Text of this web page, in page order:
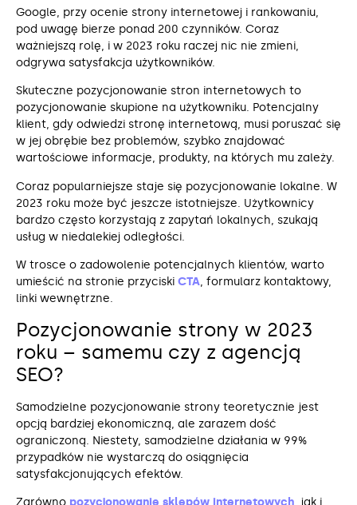
Google, przy ocenie strony internetowej i rankowaniu,
pod uwagę bierze ponad 200 czynników. Coraz
ważniejszą rolę, i w 2023 roku raczej nic nie zmieni,
odgrywa satysfakcja użytkowników.
Skuteczne pozycjonowanie stron internetowych to
pozycjonowanie skupione na użytkowniku. Potencjalny
klient, gdy odwiedzi stronę internetową, musi poruszać się
w jej obrębie bez problemów, szybko znajdować
wartościowe informacje, produkty, na których mu zależy.
Coraz popularniejsze staje się pozycjonowanie lokalne. W
2023 roku może być jeszcze istotniejsze. Użytkownicy
bardzo często korzystają z zapytań lokalnych, szukają
usług w niedalekiej odległości.
W trosce o zadowolenie potencjalnych klientów, warto
umieścić na stronie przyciski CTA, formularz kontaktowy,
linki wewnętrzne.
Pozycjonowanie strony w 2023
roku – samemu czy z agencją
SEO?
Samodzielne pozycjonowanie strony teoretycznie jest
opcją bardziej ekonomiczną, ale zarazem dość
ograniczoną. Niestety, samodzielne działania w 99%
przypadków nie wystarczą do osiągnięcia
satysfakcjonujących efektów.
Zarówno pozycjonowanie sklepów internetowych , jak i